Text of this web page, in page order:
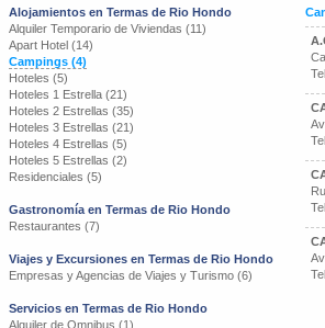
Alojamientos en Termas de Rio Hondo
Alquiler Temporario de Viviendas (11)
Apart Hotel (14)
Campings (4)
Hoteles (5)
Hoteles 1 Estrella (21)
Hoteles 2 Estrellas (35)
Hoteles 3 Estrellas (21)
Hoteles 4 Estrellas (5)
Hoteles 5 Estrellas (2)
Residenciales (5)
Gastronomía en Termas de Rio Hondo
Restaurantes (7)
Viajes y Excursiones en Termas de Rio Hondo
Empresas y Agencias de Viajes y Turismo (6)
Servicios en Termas de Rio Hondo
Alquiler de Omnibus (1)